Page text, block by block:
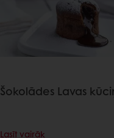
Šokolādes Lavas
Lasīt vairāk